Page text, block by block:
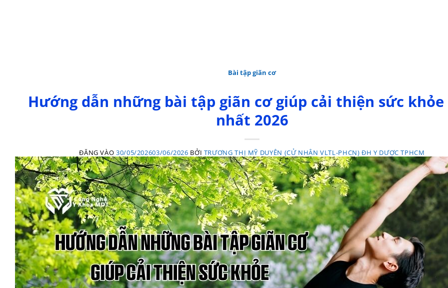
Bài tập giãn cơ
Hướng dẫn những bài tập giãn cơ giúp cải thiện sức
nhất 2026
ĐĂNG VÀO30/05/202603/06/2026 BỞI TRƯƠNG THỊ MỸ DUYÊN (CỬ NHÂN VLTL-PHCN) ĐH Y DƯỢC TPHCM